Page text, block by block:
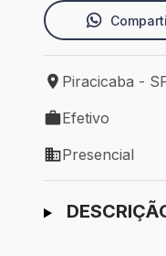
Local de
Piracicaba -
Tipo de vaga:
Efetivo
Modelo de
Presencial
Ir para candidatura